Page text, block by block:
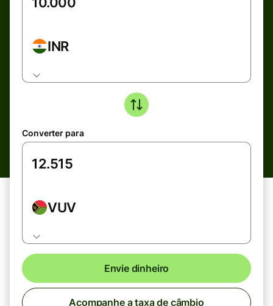
INR
Converter para
VUV
Envie dinheiro
Acompanhe a taxa de câmbio